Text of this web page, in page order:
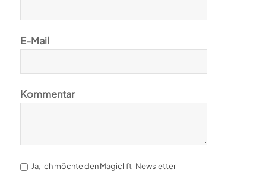
E-Mail
Kommentar
Ja, ich möchte den Magiclift-Newsletter